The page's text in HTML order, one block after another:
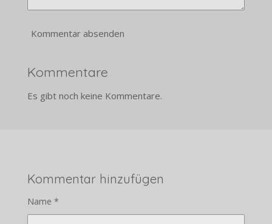
Kommentar absenden
Kommentare
Es gibt noch keine Kommentare.
Kommentar hinzufügen
Name *